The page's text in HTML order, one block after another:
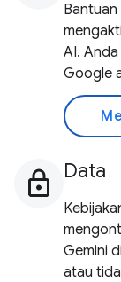
AI.
Google
Data
Gemini
atau